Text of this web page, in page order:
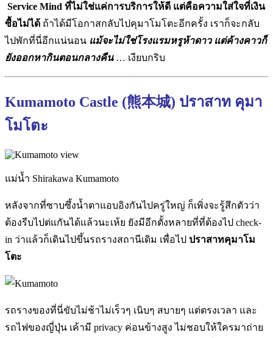
Service Mind ที่ไม่ใช่แค่การบริการให้ดี แต่คือความใส่ใจที่เงิน
ซื้อไม่ได้ ถ้าได้มีโอกาสกลับไปคุมาโมโตะอีกครั้ง เราก็จะกลับ
ไปพักที่นี่อีกแน่นอน แม้จะไม่ใช่โรงแรมหรูห้าดาว แต่ค้างคาวก็
ยังออกหากินตอนกลางคืน… เงียบกริบ
Kumamoto Castle (熊本城) ปราสาท คุมา
โมโตะ
แม่น้ำ Shirakawa Kumamoto
หลังจากที่ซาบซึ้งน้ำตาแอบอิงกันไปครู่ใหญ่ ก็เพิ่งจะรู้สึกตัวว่า
ต้องรีบไปต่แกันได้แล้วนะเห้ย ยังมีอีกตั้งหลายที่ที่ต้องไป check-
in ว่าแล้วก็เดินไปขึ้นรถรางสถานีเดิม เพื่อไป ปราสาทคุมาโม
โตะ
รถรางของที่นี่ขับไม่ช้าไม่เร็วๆ เนิบๆ สบายๆ แต่ตรงเวลา และ
รถไฟของญี่ปุ่น เค้ามี privacy ค่อนข้างสูง ไม่ชอบให้ใครมาถ่าย